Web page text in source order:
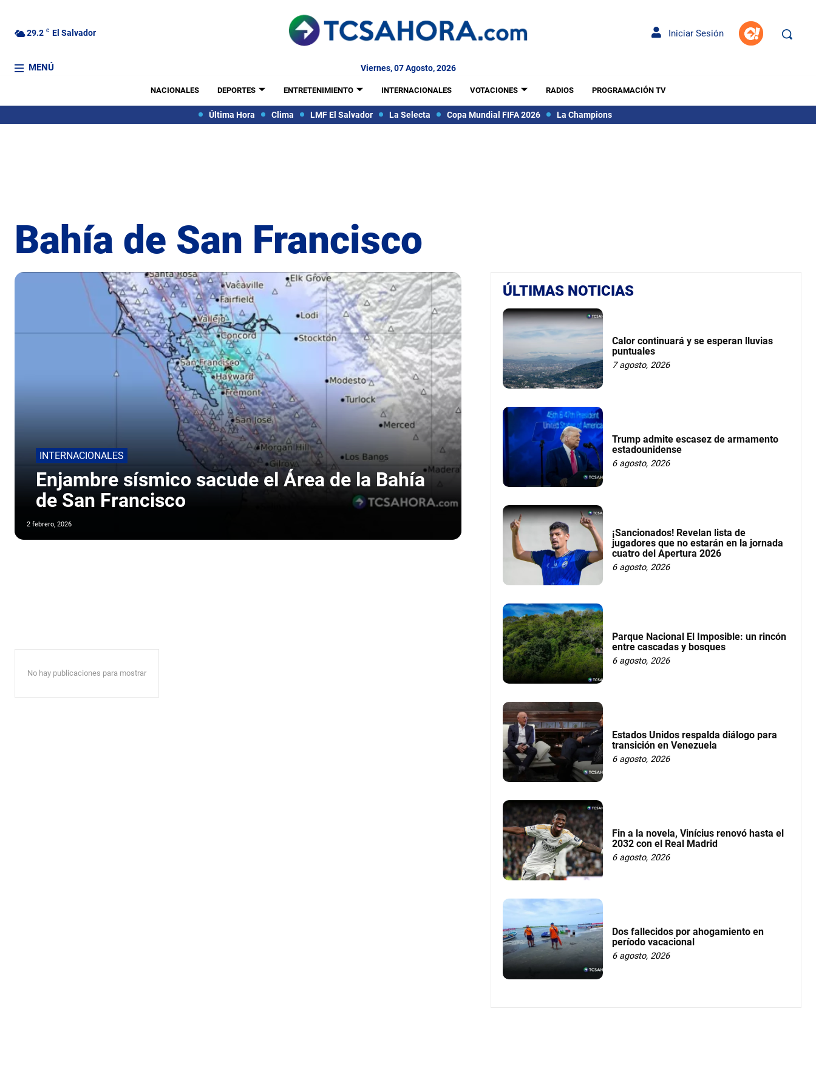
29.2 C El Salvador Iniciar Sesión
MENÚ Viernes, 07 Agosto, 2026
NACIONALES DEPORTES ENTRETENIMIENTO INTERNACIONALES VOTACIONES RADIOS PROGRAMACIÓN TV
Última Hora Clima LMF El Salvador La Selecta Copa Mundial FIFA 2026 La Champions
Bahía de San Francisco
INTERNACIONALES
Enjambre sísmico sacude el Área de la Bahía
de San Francisco
2 febrero, 2026
No hay publicaciones para mostrar
ÚLTIMAS NOTICIAS
Calor continuará y se esperan lluvias
puntuales
7 agosto, 2026
Trump admite escasez de armamento
estadounidense
6 agosto, 2026
¡Sancionados! Revelan lista de
jugadores que no estarán en la jornada
cuatro del Apertura 2026
6 agosto, 2026
Parque Nacional El Imposible: un rincón
entre cascadas y bosques
6 agosto, 2026
Estados Unidos respalda diálogo para
transición en Venezuela
6 agosto, 2026
Fin a la novela, Vinícius renovó hasta el
2032 con el Real Madrid
6 agosto, 2026
Dos fallecidos por ahogamiento en
período vacacional
6 agosto, 2026